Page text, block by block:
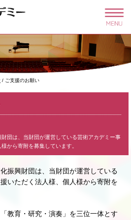
/ ご支援のお願い
団は、当財団が運営している芸術アカデミー事
から寄附を募集しています。
振興財団は、当財団が運営している
いただく法人様、個人様から寄附を
教育・研究・演奏」を三位一体とす